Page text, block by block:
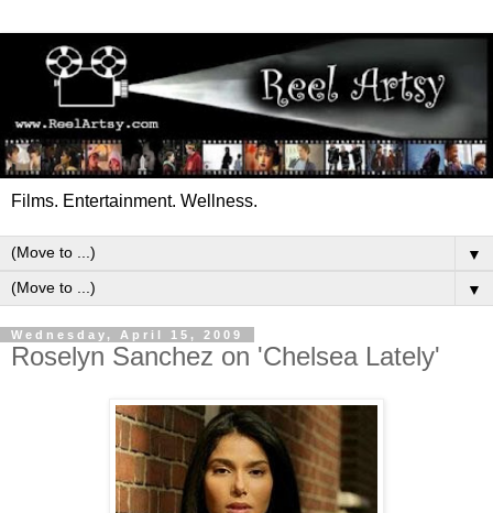
Films. Entertainment. Wellness.
▼
▼
Wednesday, April 15, 2009
Roselyn Sanchez on 'Chelsea Lately'